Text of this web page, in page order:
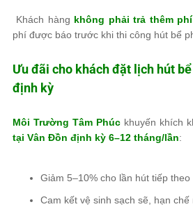
Khách hàng không phải trả thêm
phí được báo trước khi thi công hút bể
Ưu đãi cho khách đặt lịch hút
định kỳ
Môi Trường Tâm Phúc khuyến khích
tại Vân Đồn định kỳ 6–12 tháng/lần:
Giảm 5–10% cho lần hút tiếp theo
Cam kết vệ sinh sạch sẽ, hạn